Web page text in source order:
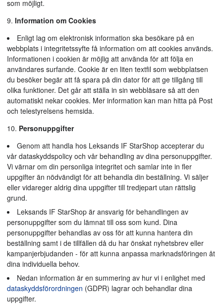
som möjligt.
Information om Cookies
Enligt lag om elektronisk information ska besökare på en
webbplats i integritetssyfte få information om att cookies används.
Informationen i cookien är möjlig att använda för att följa en
användares surfande. Cookie är en liten textfil som webbplatsen
du besöker begär att få spara på din dator för att ge tillgång till
olika funktioner. Det går att ställa in sin webbläsare så att den
automatiskt nekar cookies. Mer information kan man hitta på Post
och telestyrelsens hemsida.
Personuppgifter
Genom att handla hos Leksands IF StarShop accepterar du
vår dataskyddspolicy och vår behandling av dina personuppgifter.
Vi värnar om din personliga integritet och samlar inte in fler
uppgifter än nödvändigt för att behandla din beställning. Vi säljer
eller vidareger aldrig dina uppgifter till tredjepart utan rättslig
grund.
Leksands IF StarShop är ansvarig för behandlingen av
personuppgifter som du lämnat till oss som kund. Dina
personuppgifter behandlas av oss för att kunna hantera din
beställning samt i de tillfällen då du har önskat nyhetsbrev eller
kampanjerbjudanden - för att kunna anpassa marknadsföringen åt
dina individuella behov.
Nedan information är en summering av hur vi i enlighet med
dataskyddsförordningen (GDPR) lagrar och behandlar dina
uppgifter.